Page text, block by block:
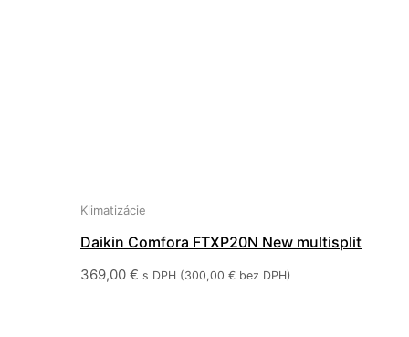
Klimatizácie
Daikin Comfora FTXP20N New multisplit
369,00 € s DPH (300,00 € bez DPH)